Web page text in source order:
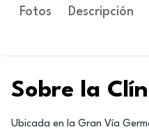
Fotos Descripción
Sobre la
Ubicada en la Gran Vía